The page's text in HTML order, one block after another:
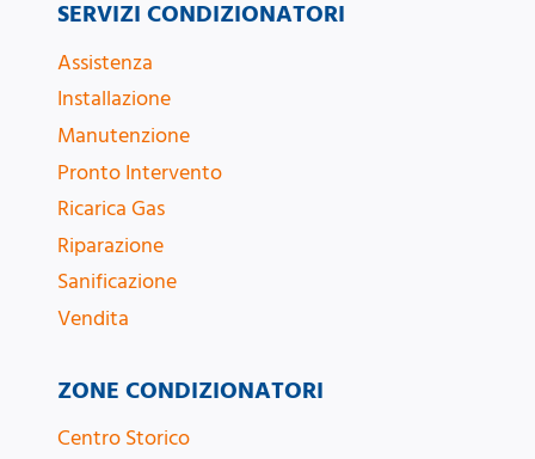
ZONE CONDIZIONATORI
Centro Storico
SERVIZI CONDIZIONATORI
Assistenza
Installazione
Manutenzione
Pronto Intervento
Ricarica Gas
Riparazione
Sanificazione
Vendita